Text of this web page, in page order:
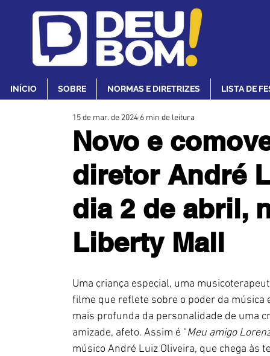
INÍCIO SOBRE NORMAS E DIRETRIZES LISTA DE
Novo e
diretor André
dia 2 de abril,
Liberty Mall
15 de mar. de 2024 6 min de leitura
Uma criança especial, uma
filme que reflete sobre o poder da
mais profunda da personalidade de uma
amizade, afeto. Assim é “Meu amigo
músico André Luiz Oliveira, que chega às